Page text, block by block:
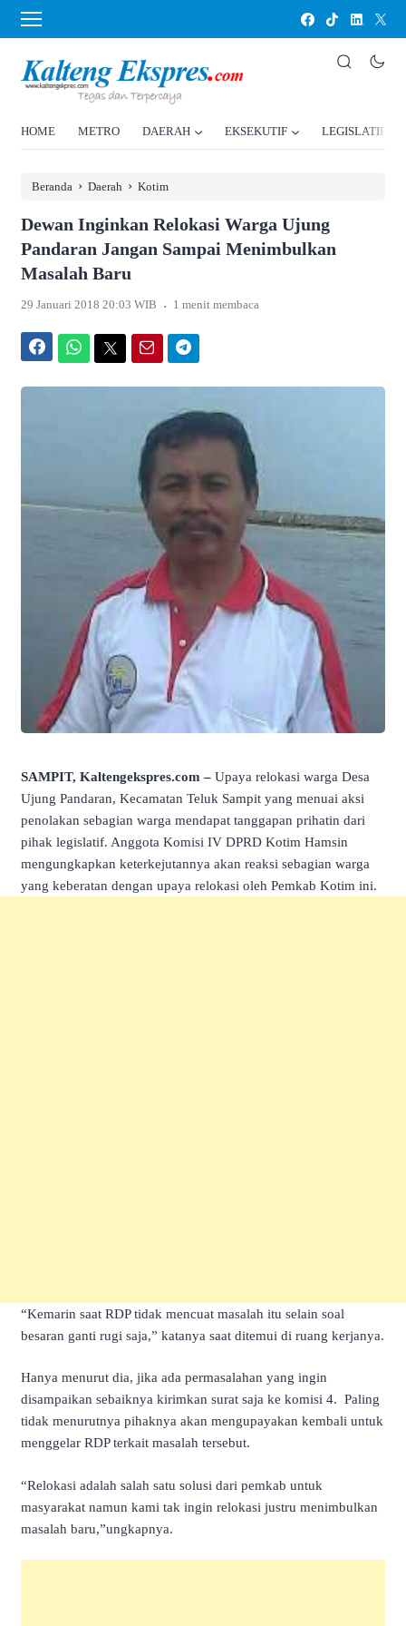
HOME METRO DAERAH EKSEKUTIF LEGISLATIF
Beranda › Daerah › Kotim
Dewan Inginkan Relokasi Warga Ujung
Pandaran Jangan Sampai Menimbulkan
Masalah Baru
29 Januari 2018 20:03 WIB . 1 menit membaca
SAMPIT, Kaltengekspres.com – Upaya relokasi warga Desa
Ujung Pandaran, Kecamatan Teluk Sampit yang menuai aksi
penolakan sebagian warga mendapat tanggapan prihatin dari
pihak legislatif. Anggota Komisi IV DPRD Kotim Hamsin
mengungkapkan keterkejutannya akan reaksi sebagian warga
yang keberatan dengan upaya relokasi oleh Pemkab Kotim ini.
“Kemarin saat RDP tidak mencuat masalah itu selain soal
besaran ganti rugi saja,” katanya saat ditemui di ruang kerjanya.
Hanya menurut dia, jika ada permasalahan yang ingin
disampaikan sebaiknya kirimkan surat saja ke komisi 4. Paling
tidak menurutnya pihaknya akan mengupayakan kembali untuk
menggelar RDP terkait masalah tersebut.
“Relokasi adalah salah satu solusi dari pemkab untuk
masyarakat namun kami tak ingin relokasi justru menimbulkan
masalah baru,”ungkapnya.